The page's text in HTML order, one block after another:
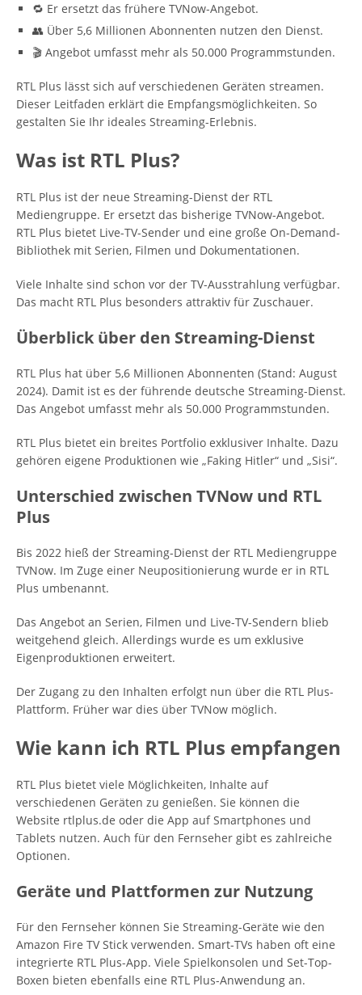
🔁 Er ersetzt das frühere TVNow-Angebot.
👥 Über 5,6 Millionen Abonnenten nutzen den Dienst.
🎬 Angebot umfasst mehr als 50.000 Programmstunden.
RTL Plus lässt sich auf verschiedenen Geräten streamen.
Dieser Leitfaden erklärt die Empfangsmöglichkeiten. So
gestalten Sie Ihr ideales Streaming-Erlebnis.
Was ist RTL Plus?
RTL Plus ist der neue Streaming-Dienst der RTL
Mediengruppe. Er ersetzt das bisherige TVNow-Angebot.
RTL Plus bietet Live-TV-Sender und eine große On-Demand-
Bibliothek mit Serien, Filmen und Dokumentationen.
Viele Inhalte sind schon vor der TV-Ausstrahlung verfügbar.
Das macht RTL Plus besonders attraktiv für Zuschauer.
Überblick über den Streaming-Dienst
RTL Plus hat über 5,6 Millionen Abonnenten (Stand: August
2024). Damit ist es der führende deutsche Streaming-Dienst.
Das Angebot umfasst mehr als 50.000 Programmstunden.
RTL Plus bietet ein breites Portfolio exklusiver Inhalte. Dazu
gehören eigene Produktionen wie „Faking Hitler“ und „Sisi“.
Unterschied zwischen TVNow und RTL
Plus
Bis 2022 hieß der Streaming-Dienst der RTL Mediengruppe
TVNow. Im Zuge einer Neupositionierung wurde er in RTL
Plus umbenannt.
Das Angebot an Serien, Filmen und Live-TV-Sendern blieb
weitgehend gleich. Allerdings wurde es um exklusive
Eigenproduktionen erweitert.
Der Zugang zu den Inhalten erfolgt nun über die RTL Plus-
Plattform. Früher war dies über TVNow möglich.
Wie kann ich RTL Plus empfangen
RTL Plus bietet viele Möglichkeiten, Inhalte auf
verschiedenen Geräten zu genießen. Sie können die
Website rtlplus.de oder die App auf Smartphones und
Tablets nutzen. Auch für den Fernseher gibt es zahlreiche
Optionen.
Geräte und Plattformen zur Nutzung
Für den Fernseher können Sie Streaming-Geräte wie den
Amazon Fire TV Stick verwenden. Smart-TVs haben oft eine
integrierte RTL Plus-App. Viele Spielkonsolen und Set-Top-
Boxen bieten ebenfalls eine RTL Plus-Anwendung an.